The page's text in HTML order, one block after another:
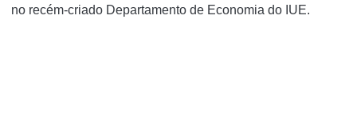
no recém-criado Departamento de Economia do IUE.